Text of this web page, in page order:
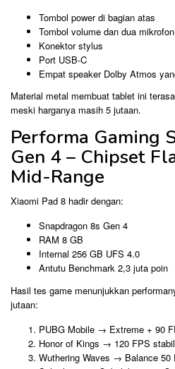
Tombol power di bagian atas
Tombol volume dan dua mikrofon
Konektor stylus
Port USB-C
Empat speaker Dolby Atmos
Material metal membuat tablet ini
meski harganya masih 5 jutaan.
Performa Gaming
Gen 4 – Chipset
Mid-Range
Xiaomi Pad 8 hadir dengan:
Snapdragon 8s Gen 4
RAM 8 GB
Internal 256 GB UFS 4.0
Antutu Benchmark 2,3 juta poin
Hasil tes game menunjukkan
jutaan:
PUBG Mobile → Extreme + 90
Honor of Kings → 120 FPS stabil
Wuthering Waves → Balance 50